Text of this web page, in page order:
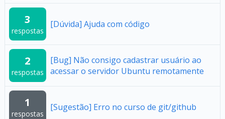
3
respostas
[Dúvida] Ajuda com código
2
respostas
[Bug] Não consigo cadastrar usuário ao
acessar o servidor Ubuntu remotamente
1
respostas
[Sugestão] Erro no curso de git/github